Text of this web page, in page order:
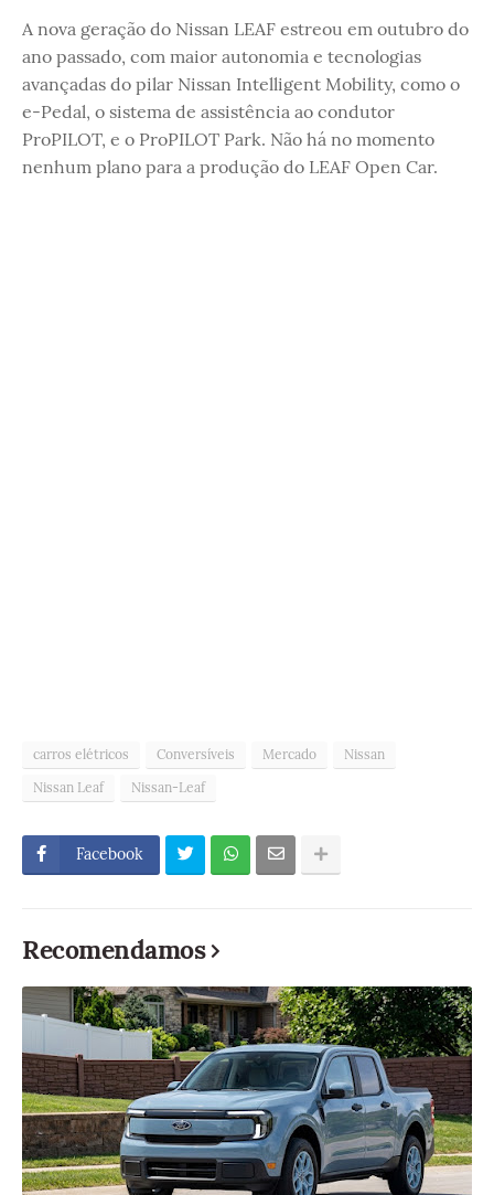
A nova geração do Nissan LEAF estreou em outubro do
ano passado, com maior autonomia e tecnologias
avançadas do pilar Nissan Intelligent Mobility, como o
e-Pedal, o sistema de assistência ao condutor
ProPILOT, e o ProPILOT Park. Não há no momento
nenhum plano para a produção do LEAF Open Car.
carros elétricos Conversíveis Mercado
Nissan
Nissan Leaf
Nissan-Leaf
Facebook
Recomendamos